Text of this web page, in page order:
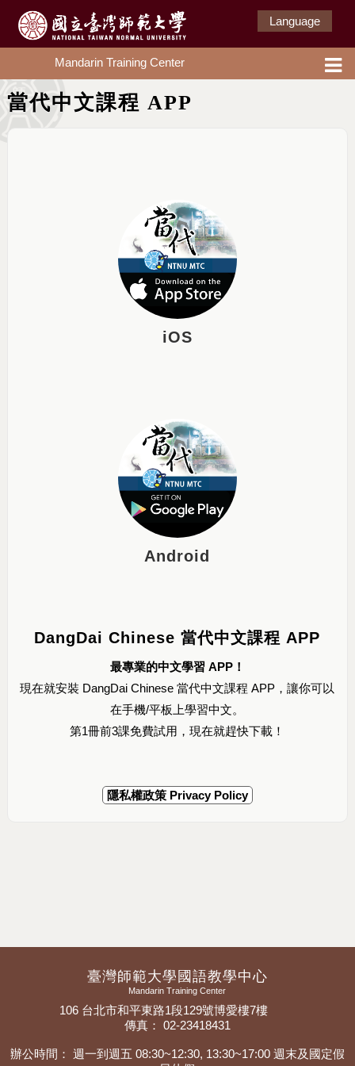
Language
Mandarin Training Center
當代中文課程 APP
iOS
Android
DangDai Chinese 當代中文課程 APP
最專業的中文學習 APP！
現在就安裝 DangDai Chinese 當代中文課程 APP，讓你可以
在手機/平板上學習中文。
第1冊前3課免費試用，現在就趕快下載！
隱私權政策 Privacy Policy
臺灣師範大學國語教學中心
Mandarin Training Center
106 台北市和平東路1段129號博愛樓7樓
傳真： 02-23418431
辦公時間： 週一到週五 08:30~12:30, 13:30~17:00 週末及國定假